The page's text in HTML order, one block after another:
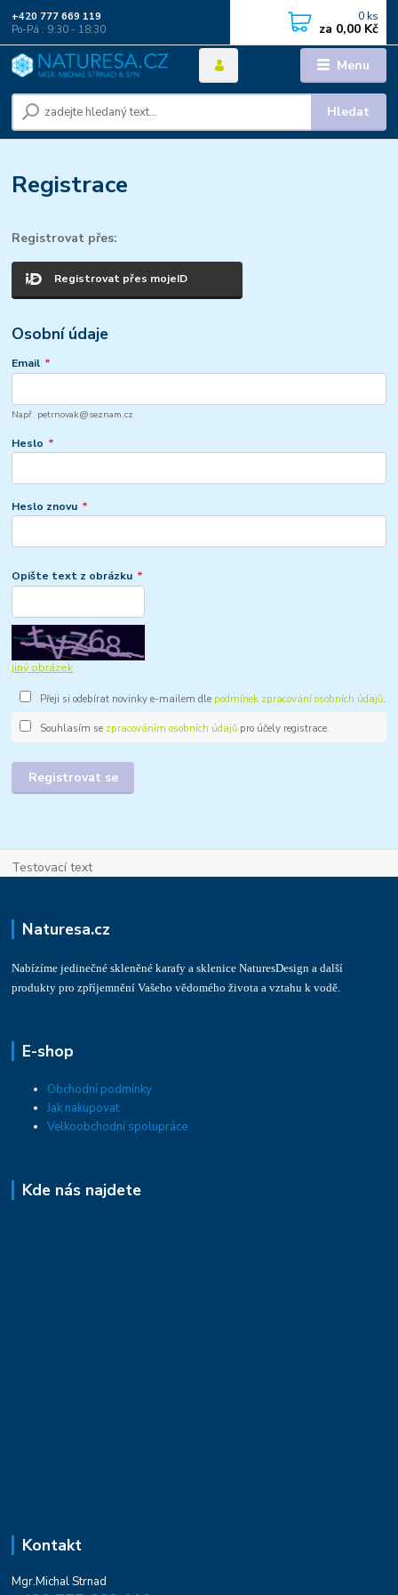
Menu
Hledat
+420 777 669 119
Po-Pá : 9:30 - 18:30
0 ks
za 0,00 Kč
Registrace
Registrovat přes:
Registrovat přes mojeID
Osobní údaje
Email *
Např. petrnovak@seznam.cz
Heslo *
Heslo znovu *
Opište text z obrázku *
jiný obrázek
Přeji si odebírat novinky e-mailem dle podmínek zpracování osobních údajů.
Souhlasím se zpracováním osobních údajůpro účely registrace.
Registrovat se
Testovací text
Naturesa.cz
Nabízíme jedinečné skleněné karafy a sklenice NaturesDesign a další
produkty pro zpříjemnění Vašeho vědomého života a vztahu k vodě.
E-shop
Obchodní podmínky
Jak nakupovat
Velkoobchodní spolupráce
Kde nás najdete
Kontakt
Mgr.Michal Strnad